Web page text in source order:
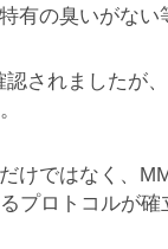
有の臭いがな
認されましたが、
けではなく、
プロトコルが